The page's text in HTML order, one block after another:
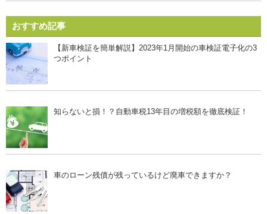
おすすめ記事
【新車検証を簡単解説】2023年1月開始の車検証電子化の3
つポイント
知らないと損！？自動車税13年目の増税額を徹底検証！
車のローン残債が残っているけど廃車できますか？